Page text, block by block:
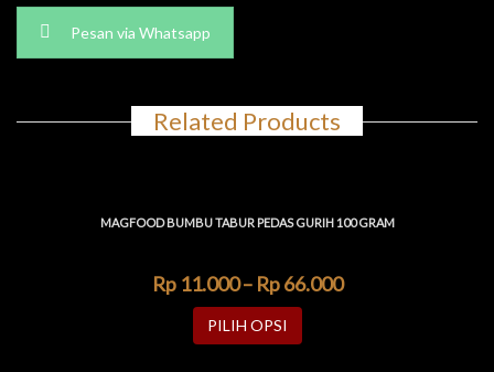
Pesan via Whatsapp
Related Products
MAGFOOD BUMBU TABUR PEDAS GURIH 100 GRAM
Rp11.000– Rp66.000
PILIH OPSI